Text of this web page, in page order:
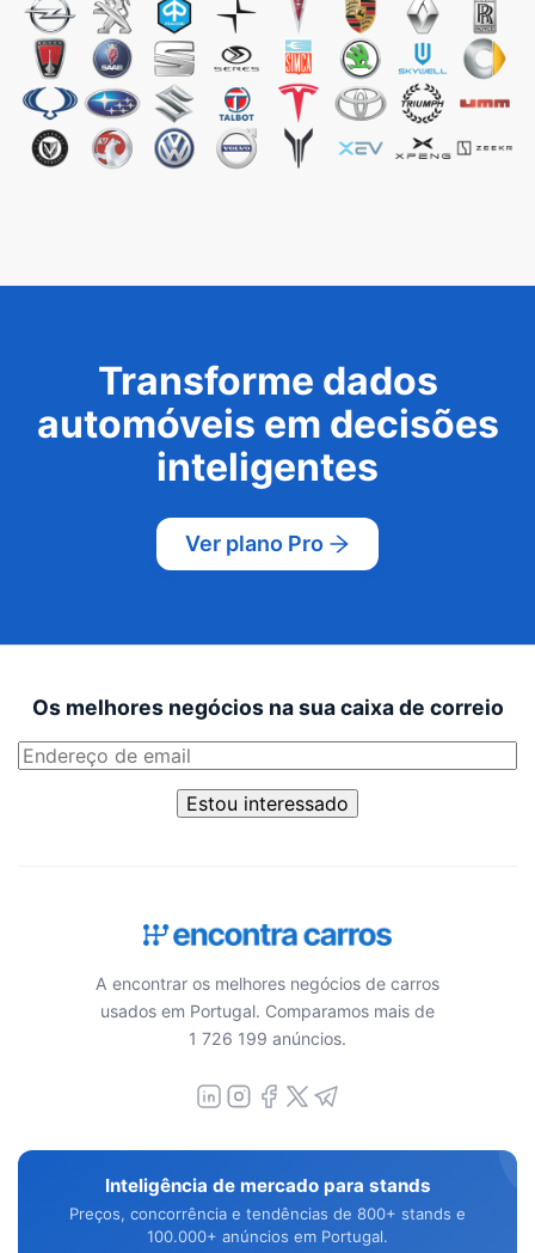
Transforme dados
automóveis em decisões
inteligentes
Ver plano Pro
Os melhores negócios na sua caixa de correio
Estou interessado
A encontrar os melhores negócios de carros
usados em Portugal. Comparamos mais de
1 726 199 anúncios.
Inteligência de mercado para stands
Preços, concorrência e tendências de 800+ stands e
100.000+ anúncios em Portugal.